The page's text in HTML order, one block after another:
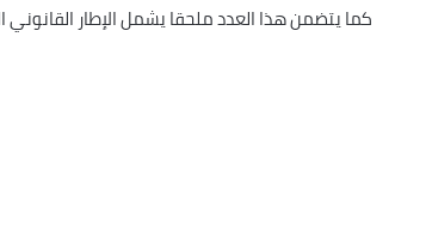
كما يتضمن هذا العدد ملحقا يشمل الإطار